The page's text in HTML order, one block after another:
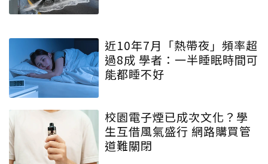
近10年7月「熱帶夜」頻率超
過8成 學者：一半睡眠時間可
能都睡不好
校園電子煙已成次文化？學
生互借風氣盛行 網路購買管
道難關閉